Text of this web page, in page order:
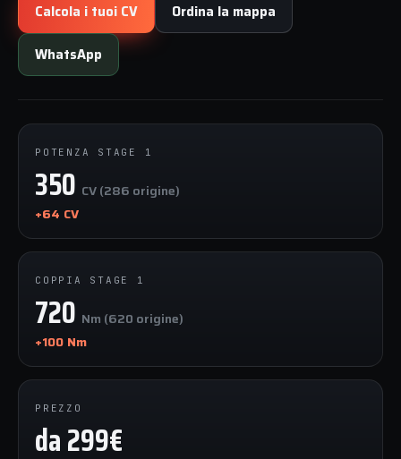
Calcola i tuoi CV Ordina la mappa
WhatsApp
POTENZA STAGE 1
350 CV (286 origine)
+64 CV
COPPIA STAGE 1
720 Nm (620 origine)
+100 Nm
PREZZO
da 299€